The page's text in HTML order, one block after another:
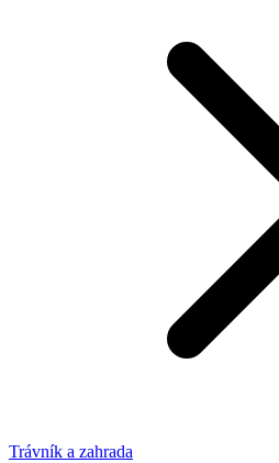
Trávník a zahrada